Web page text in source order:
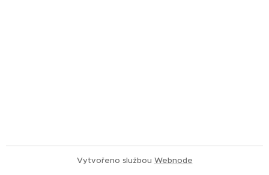
Vytvořeno službou Webnode